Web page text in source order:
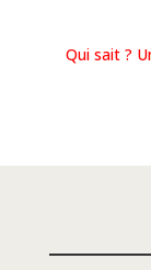
Qui sait ?